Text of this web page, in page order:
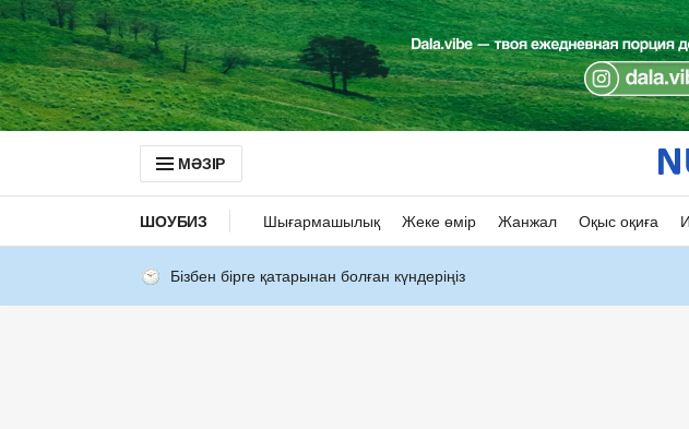
МӘЗІР
ШОУБИЗ Шығармашылық Жеке өмір Жанжал Оқыс оқиға
Бізбен бірге қатарынан болған күндеріңіз